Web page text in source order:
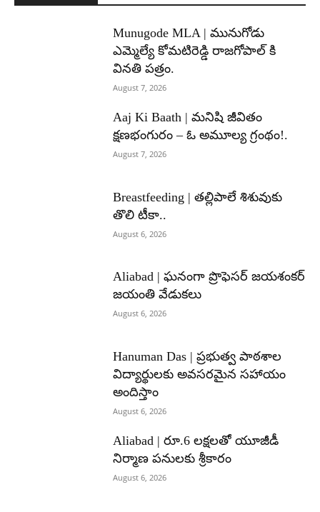
Munugode MLA | మునుగోడు
ఎమ్మెల్యే కోమటిరెడ్డి రాజగోపాల్ కి
వినతి పత్రం.
August 7, 2026
Aaj Ki Baath | మనిషి జీవితం
క్షణభంగురం – ఓ అమూల్య గ్రంథం!.
August 7, 2026
Breastfeeding | తల్లిపాలే శిశువుకు
తొలి టీకా..
August 6, 2026
Aliabad | ఘనంగా ప్రొఫెసర్ జయశంకర్
జయంతి వేడుకలు
August 6, 2026
Hanuman Das | ప్రభుత్వ పాఠశాల
విద్యార్థులకు అవసరమైన సహాయం
అందిస్తాం
August 6, 2026
Aliabad | రూ.6 లక్షలతో యూజీడీ
నిర్మాణ పనులకు శ్రీకారం
August 6, 2026